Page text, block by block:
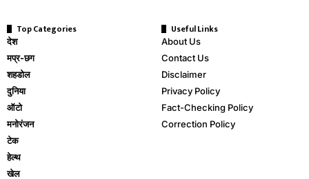
Top Categories
देश
मप्र-छग
शहडोल
दुनिया
ऑटो
मनोरंजन
टेक
हेल्थ
खेल
Useful Links
About Us
Contact Us
Disclaimer
Privacy Policy
Fact-Checking Policy
Correction Policy